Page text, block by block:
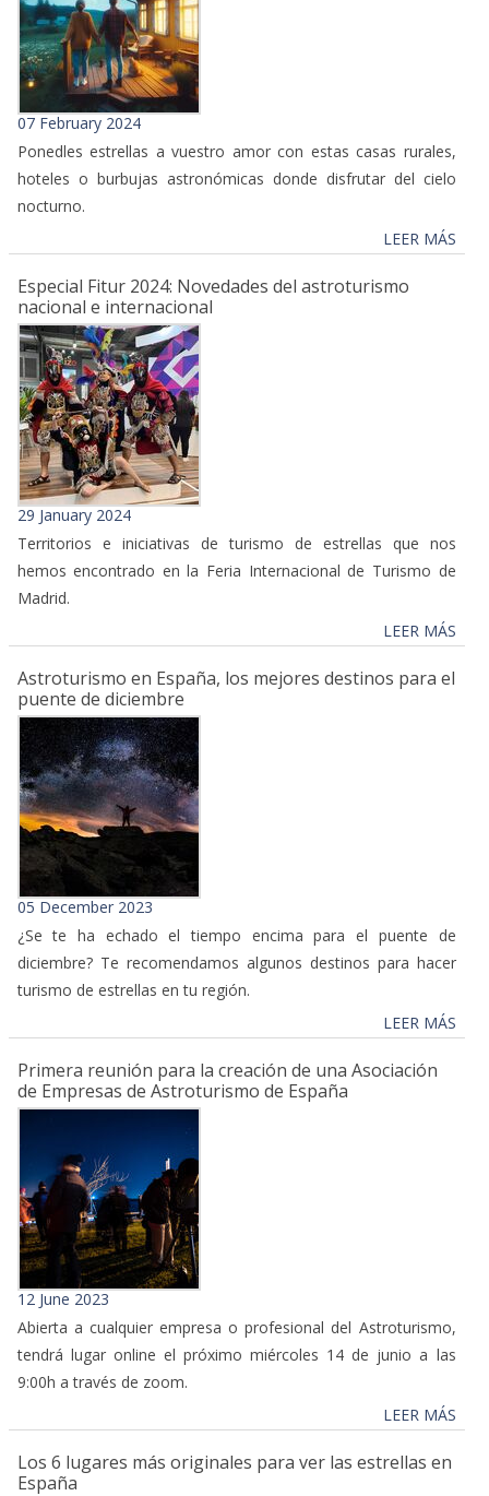
07 February 2024
Ponedles estrellas a vuestro amor con estas casas rurales,
hoteles o burbujas astronómicas donde disfrutar del cielo
nocturno.
LEER MÁS
Especial Fitur 2024: Novedades del astroturismo
nacional e internacional
29 January 2024
Territorios e iniciativas de turismo de estrellas que nos
hemos encontrado en la Feria Internacional de Turismo de
Madrid.
LEER MÁS
Astroturismo en España, los mejores destinos para el
puente de diciembre
05 December 2023
¿Se te ha echado el tiempo encima para el puente de
diciembre? Te recomendamos algunos destinos para hacer
turismo de estrellas en tu región.
LEER MÁS
Primera reunión para la creación de una Asociación
de Empresas de Astroturismo de España
12 June 2023
Abierta a cualquier empresa o profesional del Astroturismo,
tendrá lugar online el próximo miércoles 14 de junio a las
9:00h a través de zoom.
LEER MÁS
Los 6 lugares más originales para ver las estrellas en
España